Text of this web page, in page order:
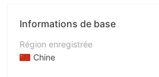
Informations de base
Région enregistrée
Chine